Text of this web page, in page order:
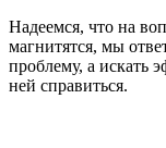
Надеемся, что на
магнитятся, мы
проблему, а искать
ней справиться.